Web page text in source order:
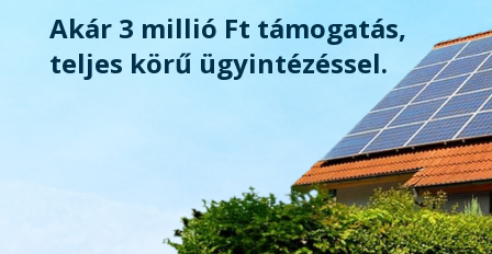
Akár 3 millió Ft támogatás,
teljes körű ügyintézéssel.